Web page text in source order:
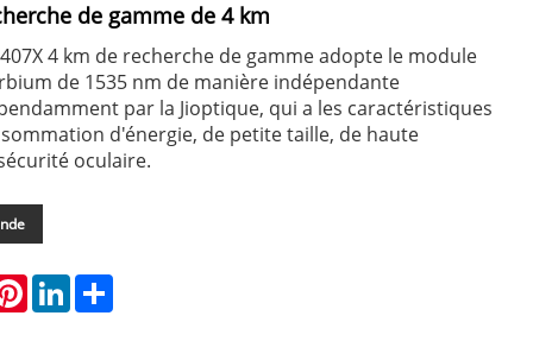
de gamme de 4 km
4 km de recherche de gamme adopte le module
de 1535 nm de manière indépendante
par la Jioptique, qui a les caractéristiques
d'énergie, de petite taille, de haute
oculaire.
PinterestLinkedIn